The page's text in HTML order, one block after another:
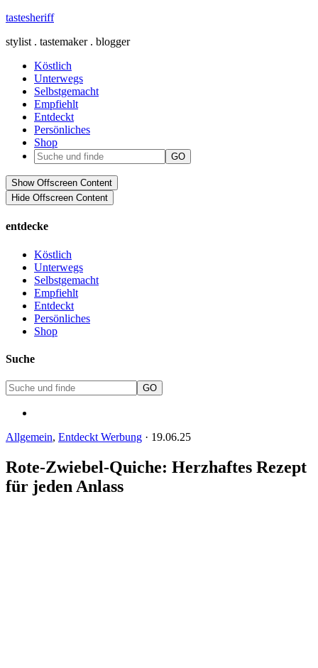
tastesheriff
stylist . tastemaker . blogger
Köstlich
Unterwegs
Selbstgemacht
Empfiehlt
Entdeckt
Persönliches
Shop
Show Offscreen Content
Hide Offscreen Content
entdecke
Köstlich
Unterwegs
Selbstgemacht
Empfiehlt
Entdeckt
Persönliches
Shop
Suche
Allgemein, Entdeckt Werbung · 19.06.25
Rote-Zwiebel-Quiche: Herzhaftes Rezept
für jeden Anlass